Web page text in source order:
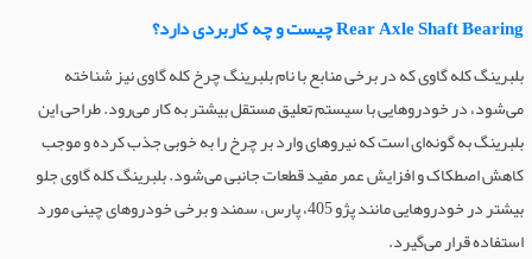
Rear Axle Shaft Bearing چیست و چه کاربردی دارد؟
بلبرینگ کله گاوی که در برخی منابع با نام بلبرینگ چرخ کله گاوی نیز شناخته
می‌شود، در خودروهایی با سیستم تعلیق مستقل بیشتر به کار می‌رود. طراحی این
بلبرینگ به گونه‌ای است که نیروهای وارد بر چرخ را به خوبی جذب کرده و موجب
کاهش اصطکاک و افزایش عمر مفید قطعات جانبی می‌شود. بلبرینگ کله گاوی جلو
بیشتر در خودروهایی مانند پژو 405، پارس، سمند و برخی خودروهای چینی مورد
استفاده قرار می‌گیرد.